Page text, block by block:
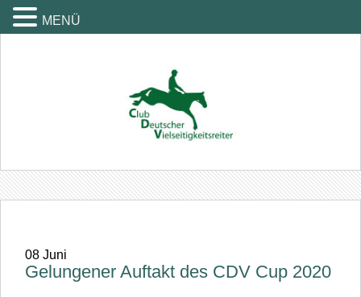
08 Juni
Gelungener Auftakt des CDV Cup 2020
MENÜ